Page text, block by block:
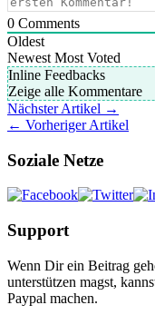
0 Comments
Oldest
Newest Most Voted
Inline Feedbacks
Zeige alle Kommentare
Nächster Artikel →
← Vorheriger Artikel
Soziale Netze
Support
Wenn Dir ein Beitrag
unterstützen magst,
Paypal machen.